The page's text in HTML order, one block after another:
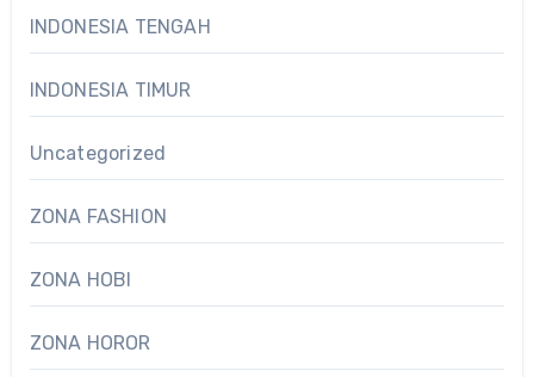
INDONESIA TENGAH
INDONESIA TIMUR
Uncategorized
ZONA FASHION
ZONA HOBI
ZONA HOROR